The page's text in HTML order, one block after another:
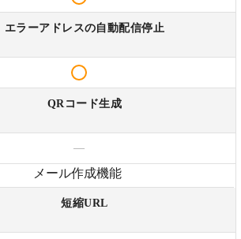
エラーアドレスの自動配信停止
QRコード生成
—
メール作成機能
短縮URL